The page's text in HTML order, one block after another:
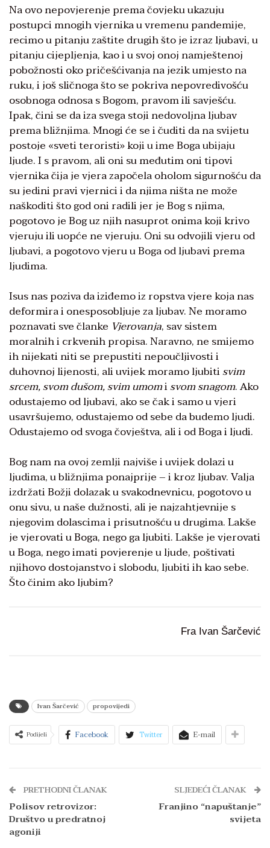
Na ovo nepovjerenje prema čovjeku ukazuju
postupci mnogih vjernika u vremenu pandemije,
recimo u pitanju zaštite drugih što je izraz ljubavi, u
pitanju cijepljenja, kao i u svoj onoj namještenoj
pobožnosti oko pričešćivanja na jezik umjesto na
ruku, i još sličnoga što se pokriva nepovredivošću
osobnoga odnosa s Bogom, pravom ili savješću.
Ipak, čini se da iza svega stoji nedovoljna ljubav
prema bližnjima. Mnogi će se i čuditi da na svijetu
postoje «sveti teroristi» koji u ime Boga ubijaju
ljude. I s pravom, ali oni su međutim oni tipovi
vjernika čija je vjera započela oholom sigurnošću da
su jedini pravi vjernici i da njima ništa ne može
naškoditi što god oni radili jer je Bog s njima,
pogotovo je Bog uz njih nasuprot onima koji krivo
vjeruju ili uopće ne vjeruju. Oni su odvojili vjeru od
ljubavi, a pogotovo vjeru u Boga od ljubavi prema
ljudima.
Isus nas poziva da iziđemo iz ropstva vjere koja nas
deformira i onesposobljuje za ljubav. Ne moramo
poznavati sve članke Vjerovanja, sav sistem
moralnih i crkvenih propisa. Naravno, ne smijemo
ih nijekati niti se prepustiti nepoučljivosti i
duhovnoj lijenosti, ali uvijek moramo ljubitisvim
srcem, svom dušom, svim umomisvom snagom. Ako
odustajemo od ljubavi, ako se čak i samo u vjeri
usavršujemo, odustajemo od sebe da budemo ljudi.
Odustajemo od svoga čovještva, ali i od Boga i ljudi.
Bog nam na ovoj zemlji najviše i uvijek dolazi u
ljudima, u bližnjima ponajprije – i kroz ljubav. Valja
izdržati Božji dolazak u svakodnevnicu, pogotovo u
onu sivu, u naše dužnosti, ali je najzahtjevnije s
njegovim dolascima i prisutnošću u drugima. Lakše
je vjerovati u Boga, nego ga ljubiti. Lakše je vjerovati
u Boga, nego imati povjerenje u ljude, poštivati
njihovo dostojanstvo i slobodu, ljubiti ih kao sebe.
Što činim ako ljubim?
Fra Ivan Šarčević
Ivan Šarčević propovijedi
Podijeli Facebook Twitter E-mail
PRETHODNI ČLANAK
Polisov retrovizor:
Društvo u predratnoj
agoniji
SLJEDEĆI ČLANAK
Franjino “napuštanje”
svijeta